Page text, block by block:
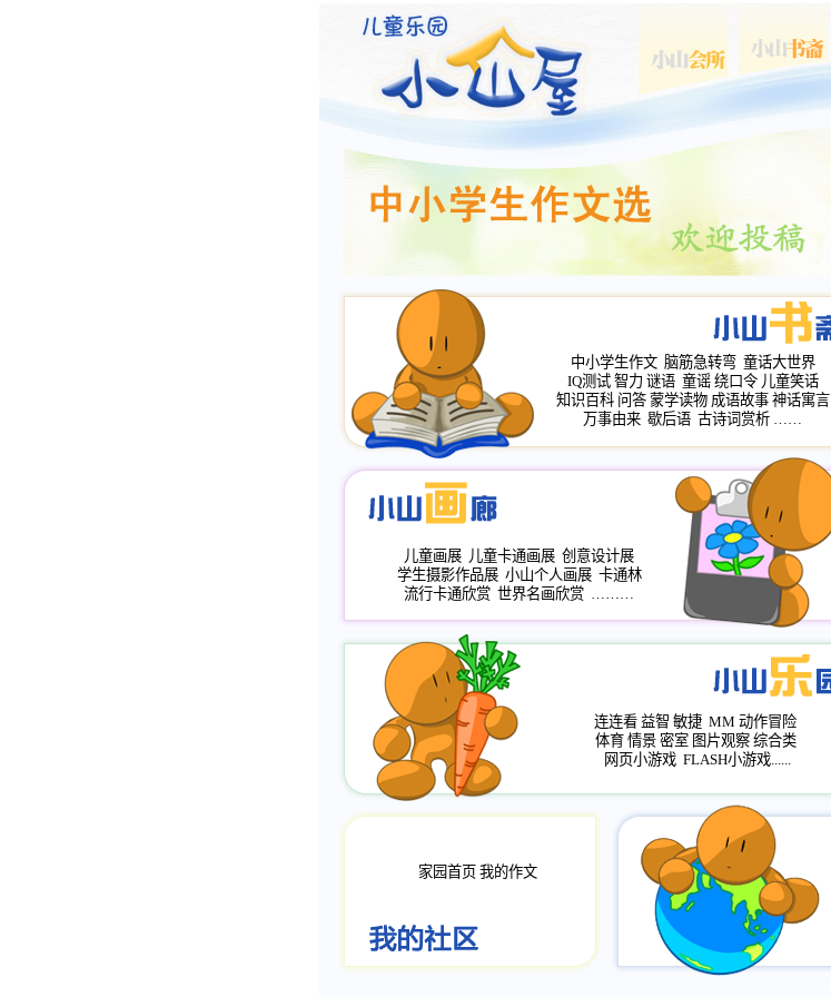
中小学生作文 脑筋急转弯 童话大世界
IQ测试 智力 谜语 童谣 绕口令 儿童笑话
知识百科 问答 蒙学读物 成语故事 神话寓言
万事由来 歇后语 古诗词赏析 ……
儿童画展 儿童卡通画展 创意设计展
学生摄影作品展 小山个人画展 卡通林
流行卡通欣赏 世界名画欣赏 ………
连连看 益智 敏捷 MM 动作冒险
体育 情景 密室 图片观察 综合类
网页小游戏 FLASH小游戏......
家园首页 我的作文